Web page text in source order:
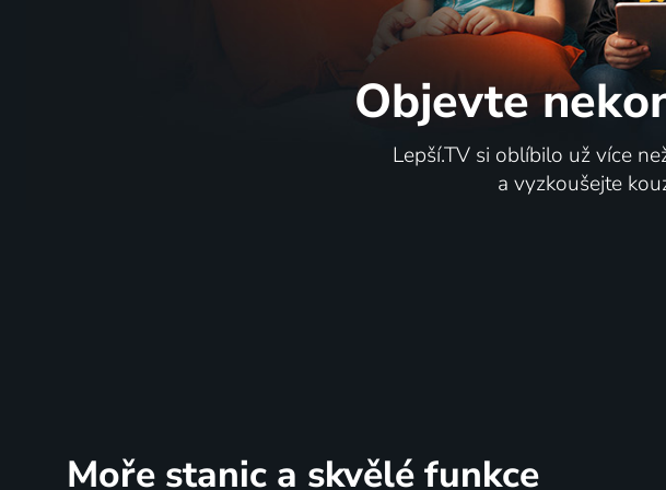
Objevte
Lepší.TV si oblíbilo už více
a vyzkoušejte
Moře stanic a skvělé funkce